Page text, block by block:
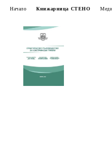
Начало Книжарница СТЕНО